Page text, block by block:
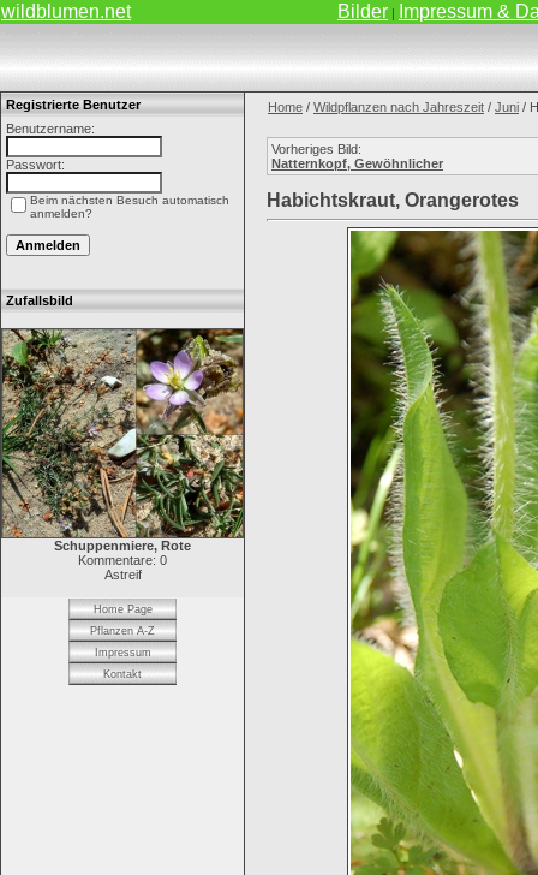
wildblumen.net Bilder | Impressum &
Registrierte Benutzer
Benutzername:
Passwort:
Beim nächsten Besuch automatisch
anmelden?
Zufallsbild
Schuppenmiere, Rote
Kommentare: 0
Astreif
Home Page
Pflanzen A-Z
Impressum
Kontakt
Home / Wildpflanzen nach Jahreszeit / Juni /
Vorheriges Bild:
Natternkopf, Gewöhnlicher
Habichtskraut, Orangerotes